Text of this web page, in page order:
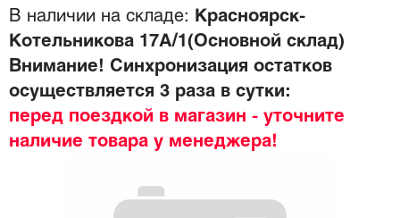
В наличии на складе:
Красноярск-
Котельникова 17А/1(Основной склад)
Внимание! Синхронизация остатков
осуществляется 3 раза в сутки:
перед поездкой в магазин - уточните
наличие товара у менеджера!